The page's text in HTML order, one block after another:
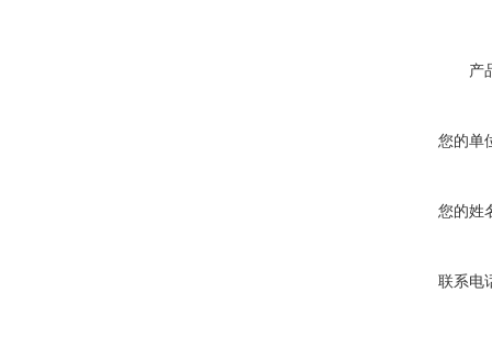
产
您的单
您的姓
联系电